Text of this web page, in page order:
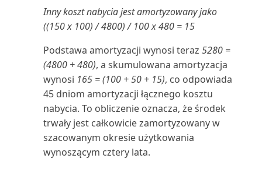
Rejestrowanie wydatków lub
przychodów bezpośred...
Rejestrowanie zapisów
zrównoważonego rozwoju
Rentowność
Rozliczanie zapisów w różnych
walutach
do powiązanych dok...
Wysyłanie dokumentów i
wiadomości e-mail
Wyszukiwanie określonych
danych
Wyszukiwanie stron i informacji
za pomocą funkc...
Wyświetlanie raportu testowego
przed zaksięgowa...
podatkowe (raport)
Oferta serwisowa (raport
dokumentu)
Oferta umowy serwisowej
(raport dokumentu)
Oferta umowy serwisowej:
szczegóły (raport)
Inny koszt nabycia jest amortyzowany jako
((150 x 100) / 4800) / 100 x 480 = 15
Podstawa amortyzacji wynosi teraz 5280 =
(4800 + 480), a skumulowana amortyzacja
wynosi 165 = (100 + 50 + 15), co odpowiada
45 dniom amortyzacji łącznego kosztu
nabycia. To obliczenie oznacza, że środek
trwały jest całkowicie zamortyzowany w
szacowanym okresie użytkowania
wynoszącym cztery lata.